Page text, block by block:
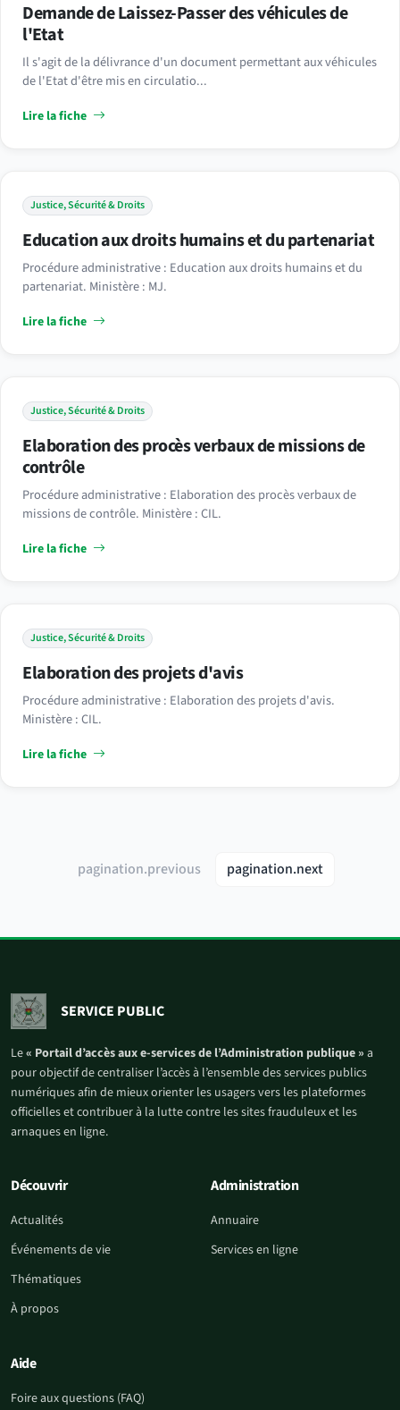
Demande de Laissez-Passer des véhicules de
l'Etat
Il s'agit de la délivrance d'un document permettant aux véhicules
de l'Etat d'être mis en circulatio...
Lire la fiche
Justice, Sécurité & Droits
Education aux droits humains et du partenariat
Procédure administrative : Education aux droits humains et du
partenariat. Ministère : MJ.
Lire la fiche
Justice, Sécurité & Droits
Elaboration des procès verbaux de missions de
contrôle
Procédure administrative : Elaboration des procès verbaux de
missions de contrôle. Ministère : CIL.
Lire la fiche
Justice, Sécurité & Droits
Elaboration des projets d'avis
Procédure administrative : Elaboration des projets d'avis.
Ministère : CIL.
Lire la fiche
pagination.previous pagination.next
SERVICE PUBLIC
Le« Portail d’accès aux e-services de l’Administration publique » a
pour objectif de centraliser l’accès à l’ensemble des services publics
numériques afin de mieux orienter les usagers vers les plateformes
officielles et contribuer à la lutte contre les sites frauduleux et les
arnaques en ligne.
Découvrir
Actualités
Événements de vie
Thématiques
À propos
Administration
Annuaire
Services en ligne
Aide
Foire aux questions (FAQ)